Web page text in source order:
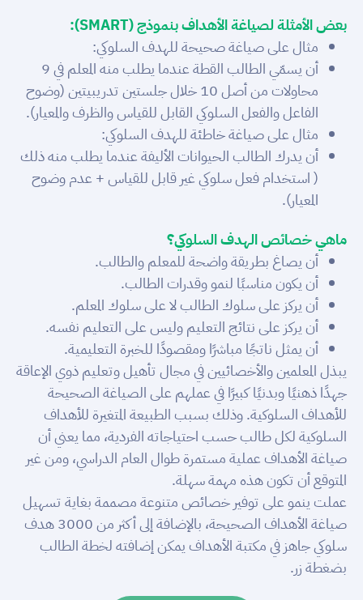
بعض الأمثلة لصياغة الأهداف بنموذج (SMART):
مثال على صياغة صحيحة للهدف السلوكي:
أن يسمّي الطالب القطة عندما يطلب منه المعلم في 9
محاولات من أصل 10 خلال جلستين تدريبيتين (وضوح
الفاعل والفعل السلوكي القابل للقياس والظرف والمعيار).
مثال على صياغة خاطئة للهدف السلوكي:
أن يدرك الطالب الحيوانات الأليفة عندما يطلب منه ذلك
( استخدام فعل سلوكي غير قابل للقياس + عدم وضوح
المعيار).
ماهي خصائص الهدف السلوكي؟
أن يصاغ بطريقة واضحة للمعلم والطالب.
أن يكون مناسبًا لنمو وقدرات الطالب.
أن يركز على سلوك الطالب لا على سلوك المعلم.
أن يركز على نتائج التعليم وليس على التعليم نفسه.
أن يمثل ناتجًا مباشرًا ومقصودًا للخبرة التعليمية.
يبذل المعلمين والأخصائيين في مجال تأهيل وتعليم ذوي الإعاقة
جهدًا ذهنيًا وبدنيًا كبيرًا في عملهم على الصياغة الصحيحة
للأهداف السلوكية. وذلك بسبب الطبيعة المتغيرة للأهداف
السلوكية لكل طالب حسب احتياجاته الفردية، مما يعني أن
صياغة الأهداف عملية مستمرة طوال العام الدراسي، ومن غير
المتوقع أن تكون هذه مهمة سهلة.
عملت ينمو على توفير خصائص متنوعة مصممة بغاية تسهيل
صياغة الأهداف الصحيحة، بالإضافة إلى أكثر من 3000 هدف
سلوكي جاهز في مكتبة الأهداف يمكن إضافته لخطة الطالب
بضغطة زر.